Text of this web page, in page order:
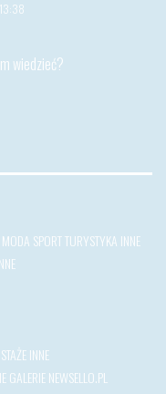
wiedzieć?
MODA SPORTTURYSTYKA INNE
INNE
GALERIE NEWSELLO.PL